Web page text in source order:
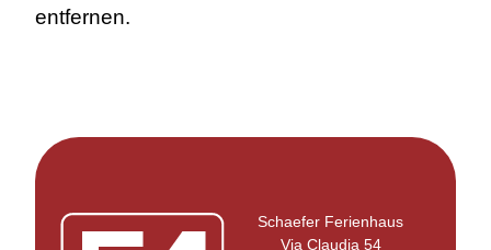
entfernen.
Schaefer Ferienhaus
Via Claudia 54